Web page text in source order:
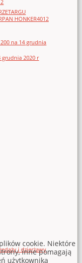
HONKER4012
na 14 grudnia
grudnia 2020 r
i dzierżawy
cookie. Niektóre
inne pomagają
użytkownika